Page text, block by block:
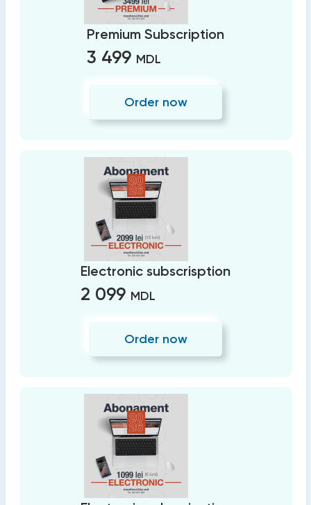
Premium Subscription
3 499 MDL
Order now
Electronic subscrisption
2 099 MDL
Order now